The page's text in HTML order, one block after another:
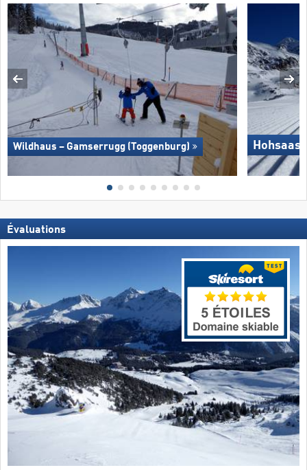
Wildhaus – Gamserrugg (Toggenburg) Hohsaas
Évaluations